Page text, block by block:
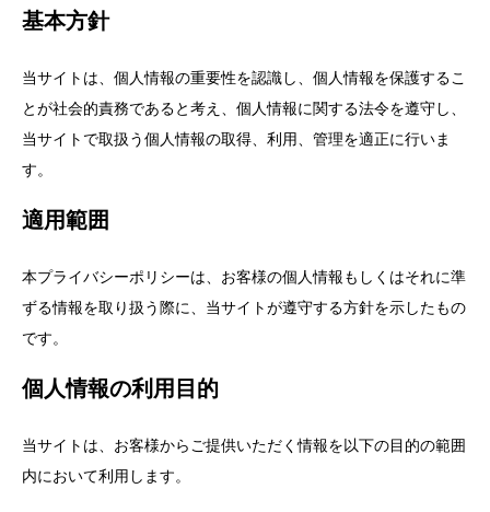
基本方針
当サイトは、個人情報の重要性を認識し、個人情報を保護するこ
とが社会的責務であると考え、個人情報に関する法令を遵守し、
当サイトで取扱う個人情報の取得、利用、管理を適正に行いま
す。
適用範囲
本プライバシーポリシーは、お客様の個人情報もしくはそれに準
ずる情報を取り扱う際に、当サイトが遵守する方針を示したもの
です。
個人情報の利用目的
当サイトは、お客様からご提供いただく情報を以下の目的の範囲
内において利用します。